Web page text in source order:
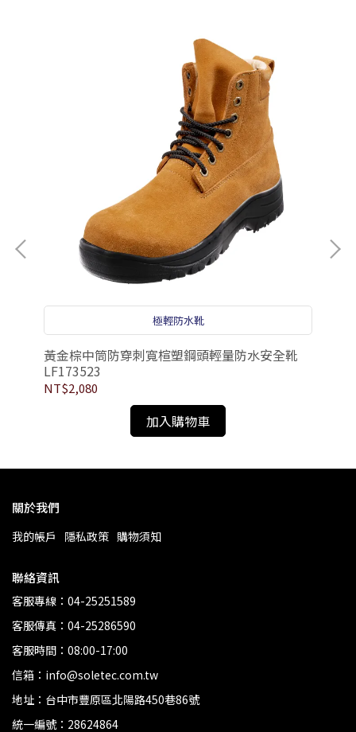
極輕防水靴
黃金棕中筒防穿刺寬楦塑鋼頭輕量防水安全靴
LF173523
NT$2,080
加入購物車
關於我們
我的帳戶 隱私政策 購物須知
聯絡資訊
客服專線：04-25251589
客服傳真：04-25286590
客服時間：08:00-17:00
信箱：info@soletec.com.tw
地址：台中市豐原區北陽路450巷86號
統一編號：28624864